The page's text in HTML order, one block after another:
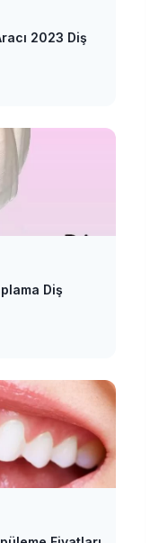
2023 Diş
Diş